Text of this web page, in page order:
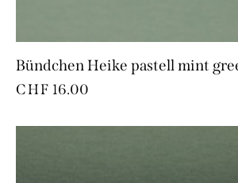
Bündchen Heike pastell mint
CHF 16.00